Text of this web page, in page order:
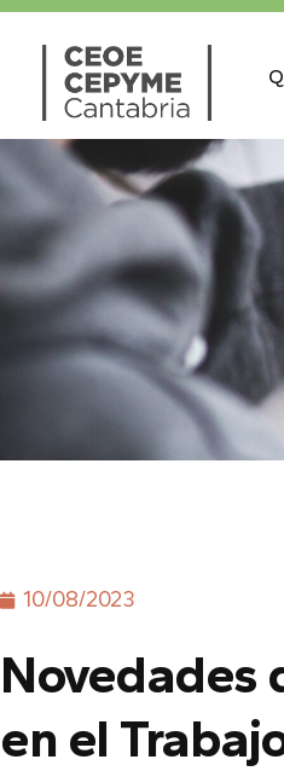
10/08/2023
Novedades
en el